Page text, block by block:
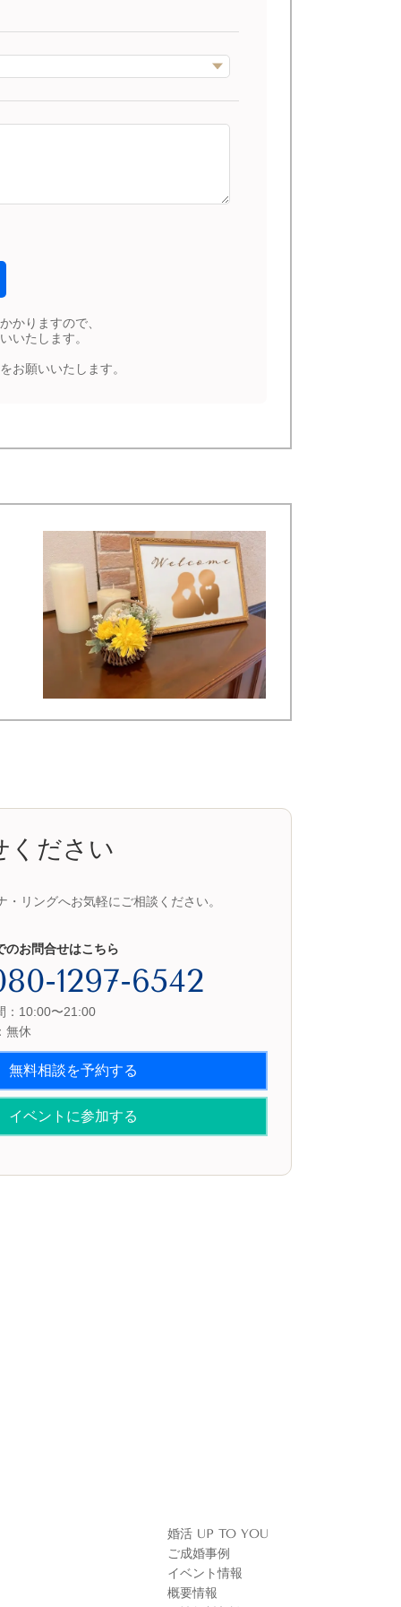
かりますので、
いたします。
お願いいたします。
ください
リングへお気軽にご相談ください。
のお問合せはこちら
1297-6542
：10:00〜21:00
無休
無料相談を予約する
イベントに参加する
婚活 UP TO YOU
ご成婚事例
イベント情報
概要情報